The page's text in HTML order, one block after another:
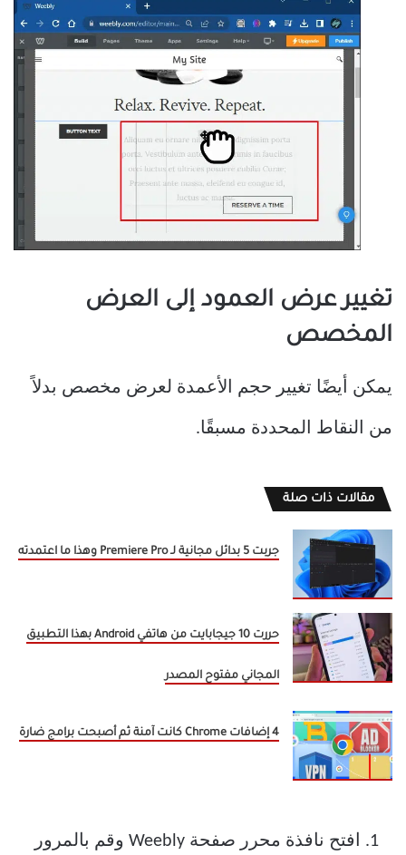
تغيير عرض العمود إلى العرض
المخصص
يمكن أيضًا تغيير حجم الأعمدة لعرض مخصص بدلاً
من النقاط المحددة مسبقًا.
مقالات ذات صلة
جربت 5 بدائل مجانية لـ Premiere Pro وهذا ما اعتمدته
حررت 10 جيجابايت من هاتفي Android بهذا التطبيق
المجاني مفتوح المصدر
4 إضافات Chrome كانت آمنة ثم أصبحت برامج ضارة
افتح نافذة محرر صفحة Weebly وقم بالمرور